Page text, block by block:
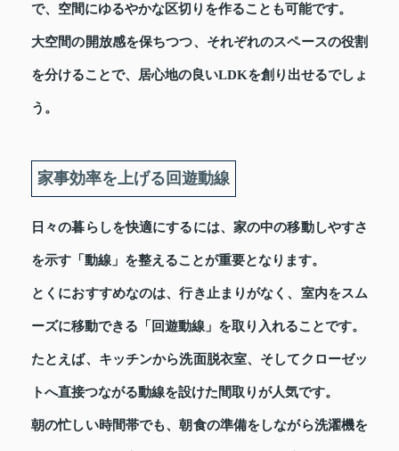
で、空間にゆるやかな区切りを作ることも可能です。
大空間の開放感を保ちつつ、それぞれのスペースの役割
を分けることで、居心地の良いLDKを創り出せるでしょ
う。
家事効率を上げる回遊動線
日々の暮らしを快適にするには、家の中の移動しやすさ
を示す「動線」を整えることが重要となります。
とくにおすすめなのは、行き止まりがなく、室内をスム
ーズに移動できる「回遊動線」を取り入れることです。
たとえば、キッチンから洗面脱衣室、そしてクローゼッ
トへ直接つながる動線を設けた間取りが人気です。
朝の忙しい時間帯でも、朝食の準備をしながら洗濯機を